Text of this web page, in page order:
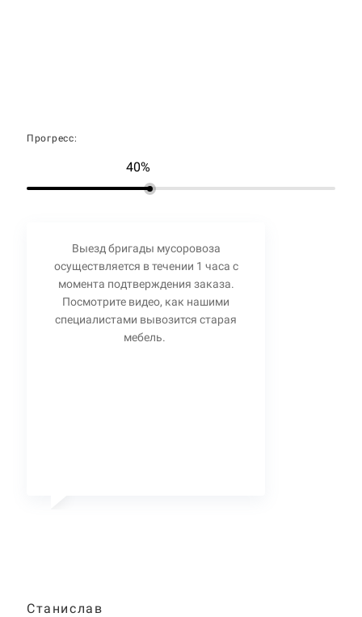
Прогресс:
40%
Выезд бригады мусоровоза
осуществляется в течении 1 часа с
момента подтверждения заказа.
Посмотрите видео, как нашими
специалистами вывозится старая
мебель.
Станислав